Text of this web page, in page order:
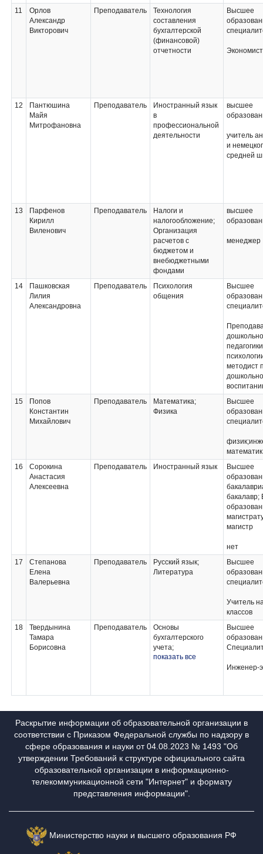
Менеджмент;
Профессиональная
компьютерная
программа
"1С:Бухгалтерия
11
Орлов
Александр
Викторович
Преподаватель
Технология
составления
бухгалтерской
(финансовой)
отчетности
Высшее
Экономист
12
Пантюшина
Майя
Митрофановна
Преподаватель
Иностранный язык
в
профессиональной
деятельности
высшее
учитель
и
средней
13
Парфенов
Кирилл
Виленович
Преподаватель
Налоги и
налогообложение;
Организация
расчетов с
бюджетом и
внебюджетными
фондами
высшее
менеджер
14
Пашковская
Лилия
Александровна
Преподаватель
Психология
общения
Высшее
методист
15
Попов
Константин
Михайлович
Преподаватель
Математика;
Физика
Высшее
16
Сорокина
Анастасия
Алексеевна
Преподаватель Иностранный язык
Высшее
магистр
нет
17
Степанова
Елена
Валерьевна
Преподаватель
Русский язык;
Литература
Высшее
Учитель
классов
18
Твердынина
Тамара
Борисовна
Преподаватель
Основы
бухгалтерского
учета;
Профессиональная
Практические
учета источников
формирования
активов
организации;
Учебная практика
показать все
Высшее
Инженер-
Раскрытие информации об образовательной организации в
соответствии с Приказом Федеральной службы по надзору в
сфере образования и науки от 04.08.2023 № 1493 "Об
утверждении Требований к структуре официального сайта
образовательной организации в информационно-
телекоммуникационной сети "Интернет" и формату
представления информации".
Министерство науки и высшего образования РФ